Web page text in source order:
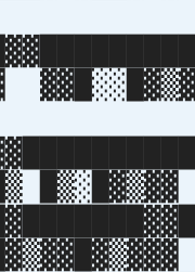
▓▓█░░█▓▒▓
█▒░█▓▒▓▓